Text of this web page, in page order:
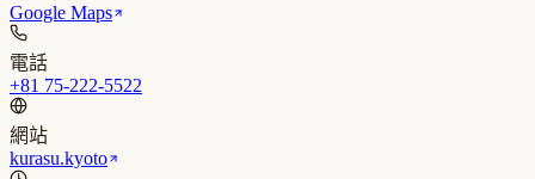
Google Maps
電話
+81 75-222-5522
網站
kurasu.kyoto